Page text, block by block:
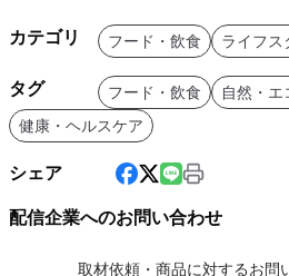
カテゴリ フード・飲食 ライフス
タグ フード・飲食
自然・エ
健康・ヘルスケア
シェア
配信企業へのお問い合わせ
取材依頼・商品に対するお問